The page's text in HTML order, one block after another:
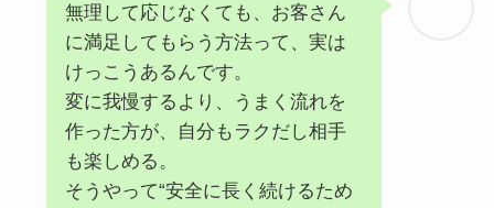
無理して応じなくても、お客さん
に満足してもらう方法って、実は
けっこうあるんです。
変に我慢するより、うまく流れを
作った方が、自分もラクだし相手
も楽しめる。
そうやって“安全に長く続けるため